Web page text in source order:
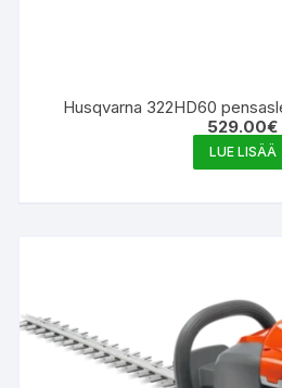
Husqvarna 322HD60
529.00€
LUE LISÄÄ